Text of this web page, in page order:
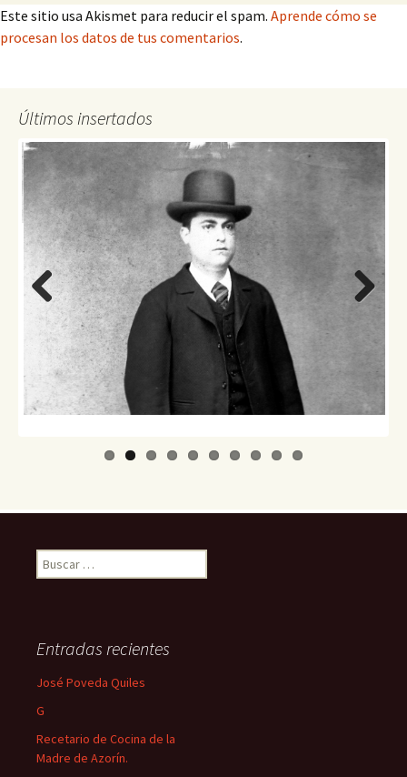
Este sitio usa Akismet para reducir el spam. Aprende cómo se
procesan los datos de tus comentarios.
Últimos insertados
Previo
us
Buscar:
Entradas recientes
José Poveda Quiles
G
Recetario de Cocina de la
Madre de Azorín.